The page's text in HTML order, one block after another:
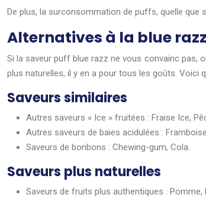
De plus, la surconsommation de puffs, quelle
Alternatives à la blue
Si la saveur puff blue razz ne vous convainc pas,
plus naturelles, il y en a pour tous les goûts. Voici
Saveurs similaires
Autres saveurs « Ice » fruitées : Fraise Ice,
Autres saveurs de baies acidulées :
Saveurs de bonbons : Chewing-gum, Cola.
Saveurs plus naturelles
Saveurs de fruits plus authentiques : Pomme,